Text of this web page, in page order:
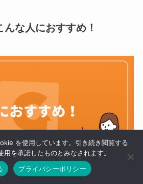
んな人におすすめ！
を使用しています。引き続き閲覧する
を承諾したものとみなされます。
プライバシーポリシー